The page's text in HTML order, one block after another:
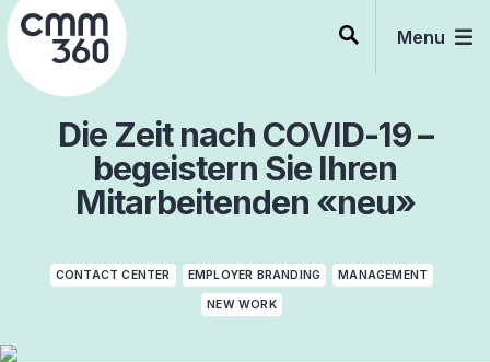
Skip
to
content
Menu
Die Zeit nach COVID-19 –
begeistern Sie Ihren
Mitarbeitenden «neu»
CONTACT CENTER EMPLOYER BRANDING MANAGEMENT
NEW WORK